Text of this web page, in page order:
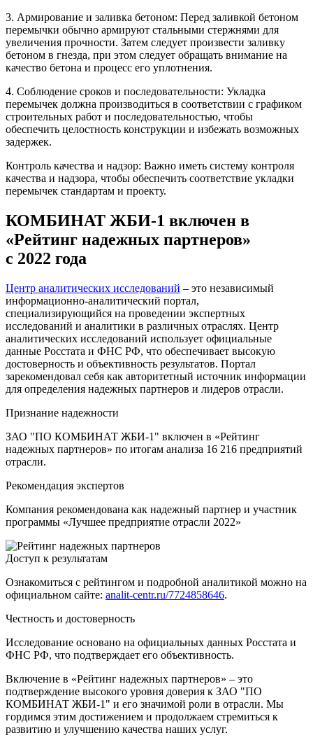
3. Армирование и заливка бетоном: Перед заливкой бетоном
перемычки обычно армируют стальными стержнями для
увеличения прочности. Затем следует произвести заливку
бетоном в гнезда, при этом следует обращать внимание на
качество бетона и процесс его уплотнения.
4. Соблюдение сроков и последовательности: Укладка
перемычек должна производиться в соответствии с графиком
строительных работ и последовательностью, чтобы
обеспечить целостность конструкции и избежать возможных
задержек.
Контроль качества и надзор: Важно иметь систему контроля
качества и надзора, чтобы обеспечить соответствие укладки
перемычек стандартам и проекту.
КОМБИНАТ ЖБИ-1 включен в
«Рейтинг надежных партнеров»
с 2022 года
Центр аналитических исследований – это независимый
информационно-аналитический портал,
специализирующийся на проведении экспертных
исследований и аналитики в различных отраслях. Центр
аналитических исследований использует официальные
данные Росстата и ФНС РФ, что обеспечивает высокую
достоверность и объективность результатов. Портал
зарекомендовал себя как авторитетный источник информации
для определения надежных партнеров и лидеров отрасли.
Признание надежности
ЗАО "ПО КОМБИНАТ ЖБИ-1" включен в «Рейтинг
надежных партнеров» по итогам анализа 16 216 предприятий
отрасли.
Рекомендация экспертов
Компания рекомендована как надежный партнер и участник
программы «Лучшее предприятие отрасли 2022»
Доступ к результатам
Ознакомиться с рейтингом и подробной аналитикой можно на
официальном сайте: analit-centr.ru/7724858646.
Честность и достоверность
Исследование основано на официальных данных Росстата и
ФНС РФ, что подтверждает его объективность.
Включение в «Рейтинг надежных партнеров» – это
подтверждение высокого уровня доверия к ЗАО "ПО
КОМБИНАТ ЖБИ-1" и его значимой роли в отрасли. Мы
гордимся этим достижением и продолжаем стремиться к
развитию и улучшению качества наших услуг.